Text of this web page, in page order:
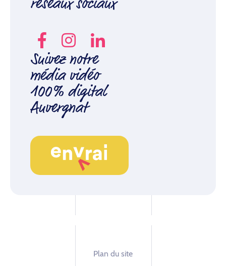
Suivez notre
média vidéo
100% digital
Auvergnat
Plan du site